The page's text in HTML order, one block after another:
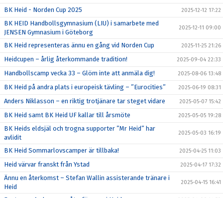
BK Heid - Norden Cup 2025 2025-12-12 17:22
BK HEID Handbollsgymnasium (LIU) i samarbete med
JENSEN Gymnasium i Göteborg
2025-12-11 09:00
BK Heid representeras ännu en gång vid Norden Cup 2025-11-25 21:26
Heidcupen – årlig återkommande tradition! 2025-09-04 22:33
Handbollscamp vecka 33 – Glöm inte att anmäla dig! 2025-08-06 13:48
BK Heid på andra plats i europeisk tävling – ”Eurocities” 2025-06-19 08:31
Anders Niklasson – en riktig trotjänare tar steget vidare 2025-05-07 15:42
BK Heid samt BK Heid UF kallar till årsmöte 2025-05-05 19:28
BK Heids eldsjäl och trogna supporter ”Mr Heid” har
avlidit
2025-05-03 16:19
BK Heid Sommarlovscamper är tillbaka! 2025-04-25 11:03
Heid värvar franskt från Ystad 2025-04-17 17:32
Ännu en återkomst – Stefan Wallin assisterande tränare i
Heid
2025-04-15 16:41